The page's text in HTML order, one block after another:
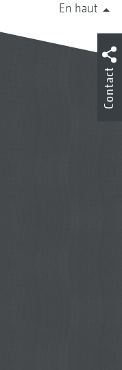
En haut
Contact